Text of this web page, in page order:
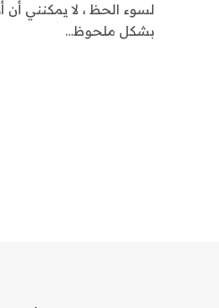
لسوء الحظ ، لا يمكنني
بشكل ملحوظ…